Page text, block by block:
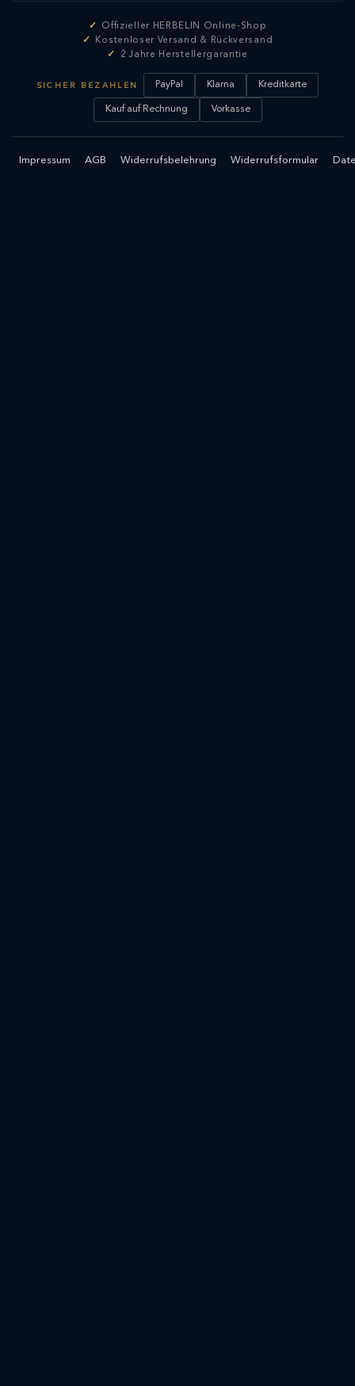
Offizieller HERBELIN Online-Shop
Kostenloser Versand & Rückversand
2 Jahre Herstellergarantie
SICHER BEZAHLEN PayPal Klarna Kreditkarte
Kauf auf Rechnung Vorkasse
Impressum AGB Widerrufsbelehrung Widerrufsformular